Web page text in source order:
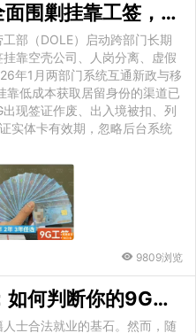
2026 菲律宾移民局全面围剿挂靠工签，你的 9G 签证还合规吗？
部（DOLE）启动跨部门长期
靠空壳公司、人岗分离、虚假
年1月两部门系统互通新政与移
靠低成本获取居留身份的渠道已
现签证作废、出入境被扣、列
实体卡有效期，忽略后台系统
9809浏览
菲律宾合法工作必读：如何判断你的9G签证已处于违规状态？
士合法就业的基石。然而，随